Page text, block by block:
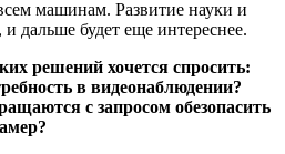
машинам. Развитие науки и
дальше будет еще интереснее.
решений хочется спросить:
в видеонаблюдении?
с запросом обезопасить